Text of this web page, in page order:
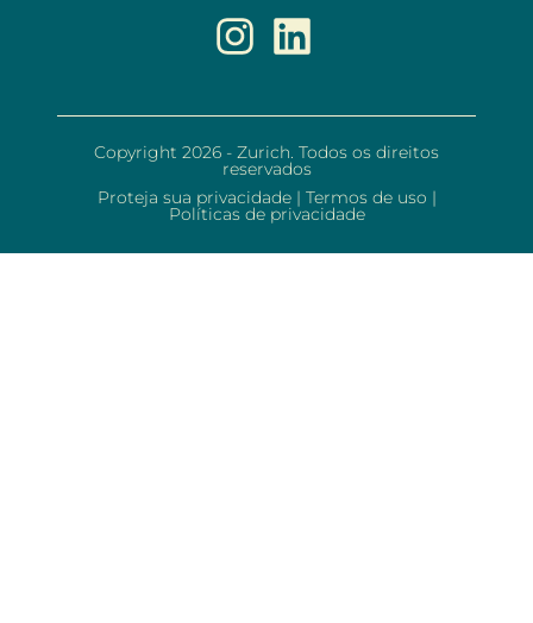
Copyright 2026 - Zurich. Todos os direitos
reservados
Proteja sua privacidade | Termos de uso |
Políticas de privacidade